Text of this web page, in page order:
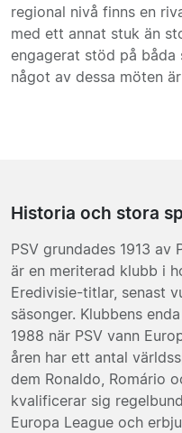
regional nivå finns en
med ett annat stuk än
engagerat stöd på båda
något av dessa möten
Historia och stora
PSV grundades 1913
är en meriterad klubb i
Eredivisie-titlar, senast
säsonger. Klubbens
1988 när PSV vann
åren har ett antal
dem Ronaldo, Romário
kvalificerar sig
Europa League och